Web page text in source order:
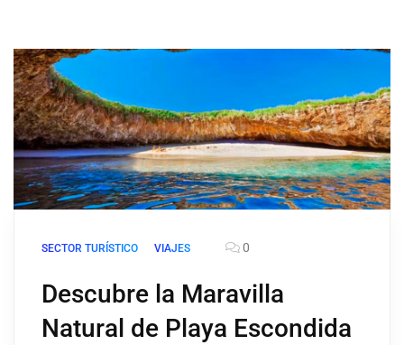
SECTOR TURÍSTICO VIAJES 0
Descubre la Maravilla
Natural de Playa Escondida